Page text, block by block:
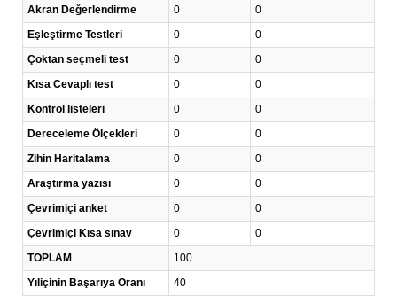
Akran Değerlendirme
0
0
Eşleştirme Testleri
0
0
Çoktan seçmeli test
0
0
Kısa Cevaplı test
0
0
Kontrol listeleri
0
0
Dereceleme Ölçekleri
0
0
Zihin Haritalama
0
0
Araştırma yazısı
0
0
Çevrimiçi anket
0
0
Çevrimiçi Kısa sınav
0
0
TOPLAM
100
Yıliçinin Başarıya Oranı
40